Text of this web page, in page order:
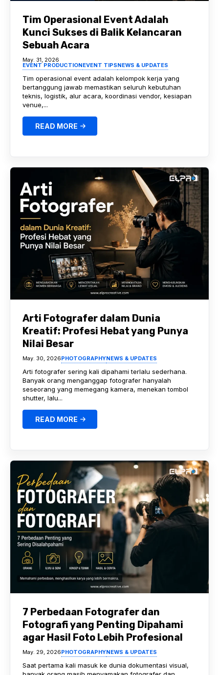
Tim Operasional Event Adalah
Kunci Sukses di Balik Kelancaran
Sebuah Acara
May. 31, 2026
EVENT PRODUCTIONEVENT TIPSNEWS & UPDATES
Tim operasional event adalah kelompok kerja yang
bertanggung jawab memastikan seluruh kebutuhan
teknis, logistik, alur acara, koordinasi vendor, kesiapan
venue,...
READ MORE
Arti Fotografer dalam Dunia
Kreatif: Profesi Hebat yang Punya
Nilai Besar
May. 30, 2026PHOTOGRAPHYNEWS & UPDATES
Arti fotografer sering kali dipahami terlalu sederhana.
Banyak orang menganggap fotografer hanyalah
seseorang yang memegang kamera, menekan tombol
shutter, lalu...
READ MORE
7 Perbedaan Fotografer dan
Fotografi yang Penting Dipahami
agar Hasil Foto Lebih Profesional
May. 29, 2026PHOTOGRAPHYNEWS & UPDATES
Saat pertama kali masuk ke dunia dokumentasi visual,